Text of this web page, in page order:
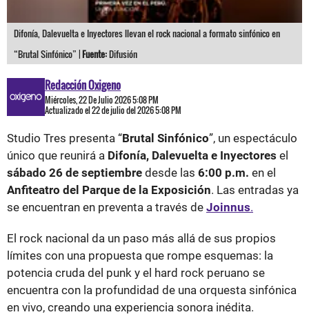
Difonía, Dalevuelta e Inyectores llevan el rock nacional a formato sinfónico en
“Brutal Sinfónico” |Fuente:Difusión
Redacción Oxigeno
Miércoles, 22 De Julio 2026 5:08 PM
Actualizado el 22 de julio del 2026 5:08 PM
Studio Tres presenta “Brutal Sinfónico”, un espectáculo
único que reunirá a Difonía, Dalevuelta e Inyectores el
sábado 26 de septiembre desde las 6:00 p.m. en el
Anfiteatro del Parque de la Exposición. Las entradas ya
se encuentran en preventa a través de Joinnus.
El rock nacional da un paso más allá de sus propios
límites con una propuesta que rompe esquemas: la
potencia cruda del punk y el hard rock peruano se
encuentra con la profundidad de una orquesta sinfónica
en vivo, creando una experiencia sonora inédita.